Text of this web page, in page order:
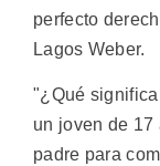
perfecto
Lagos Weber.
"¿Qué
un joven de 17
padre para